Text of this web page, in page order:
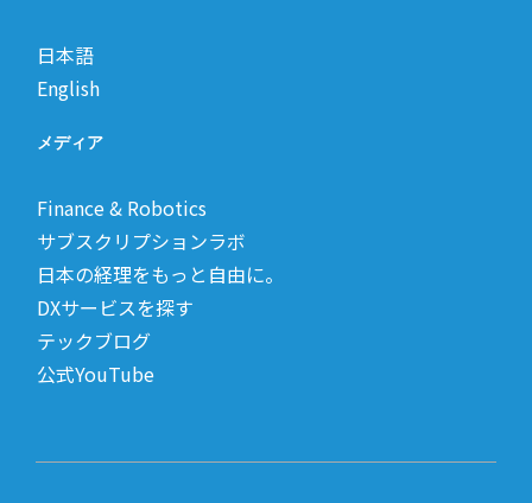
日本語
English
メディア
Finance & Robotics
サブスクリプションラボ
日本の経理をもっと自由に。
DXサービスを探す
テックブログ
公式YouTube